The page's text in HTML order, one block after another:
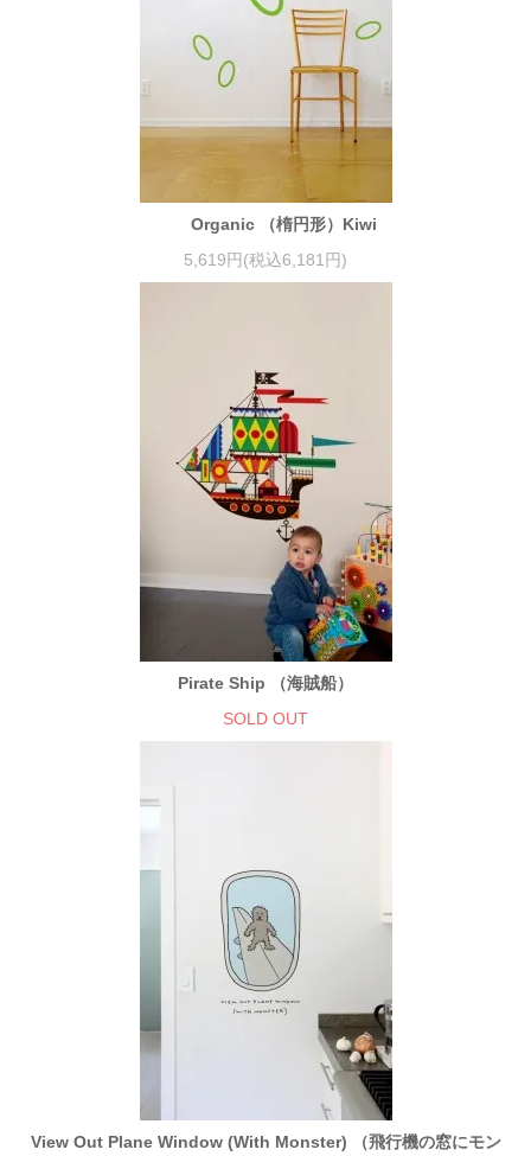
Organic （楕円形）Kiwi
5,619円(税込6,181円)
Pirate Ship （海賊船）
SOLD OUT
View Out Plane Window (With Monster) （飛行機の窓にモン